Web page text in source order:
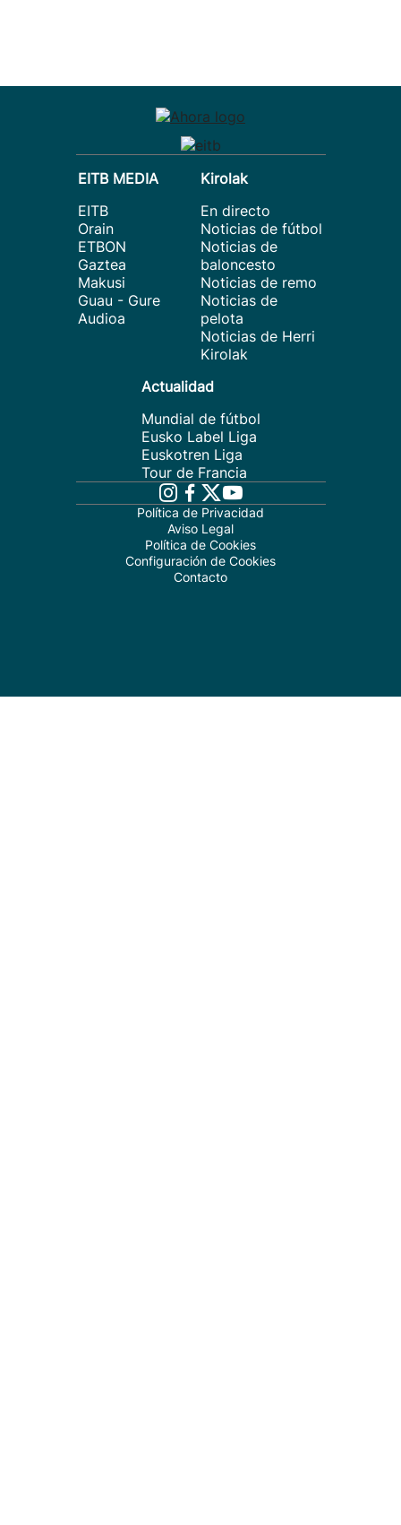
EITB MEDIA
EITB
Orain
ETBON
Gaztea
Makusi
Guau - Gure
Audioa
Kirolak
En directo
Noticias de fútbol
Noticias de
baloncesto
Noticias de remo
Noticias de
pelota
Noticias de Herri
Kirolak
Actualidad
Mundial de fútbol
Eusko Label Liga
Euskotren Liga
Tour de Francia
Política de Privacidad
Aviso Legal
Política de Cookies
Configuración de Cookies
Contacto